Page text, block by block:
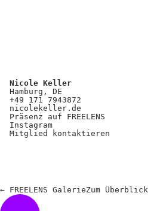
Nicole Keller
Hamburg, DE
+49 171 7943872
nicolekeller.de
Präsenz auf FREELENS
Instagram
Mitglied kontaktieren
← FREELENS GalerieZum Überblick